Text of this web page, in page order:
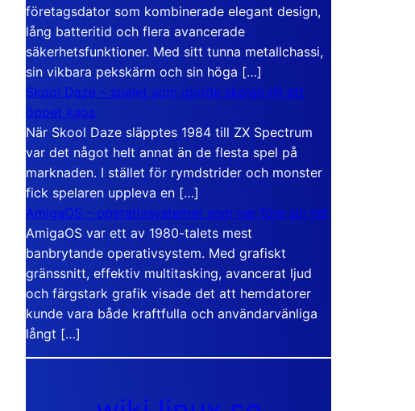
företagsdator som kombinerade elegant design,
lång batteritid och flera avancerade
säkerhetsfunktioner. Med sitt tunna metallchassi,
sin vikbara pekskärm och sin höga […]
Skool Daze – spelet som gjorde skolan till ett
öppet kaos
När Skool Daze släpptes 1984 till ZX Spectrum
var det något helt annat än de flesta spel på
marknaden. I stället för rymdstrider och monster
fick spelaren uppleva en […]
AmigaOS – operativsystemet som var före sin tid
AmigaOS var ett av 1980-talets mest
banbrytande operativsystem. Med grafiskt
gränssnitt, effektiv multitasking, avancerat ljud
och färgstark grafik visade det att hemdatorer
kunde vara både kraftfulla och användarvänliga
långt […]